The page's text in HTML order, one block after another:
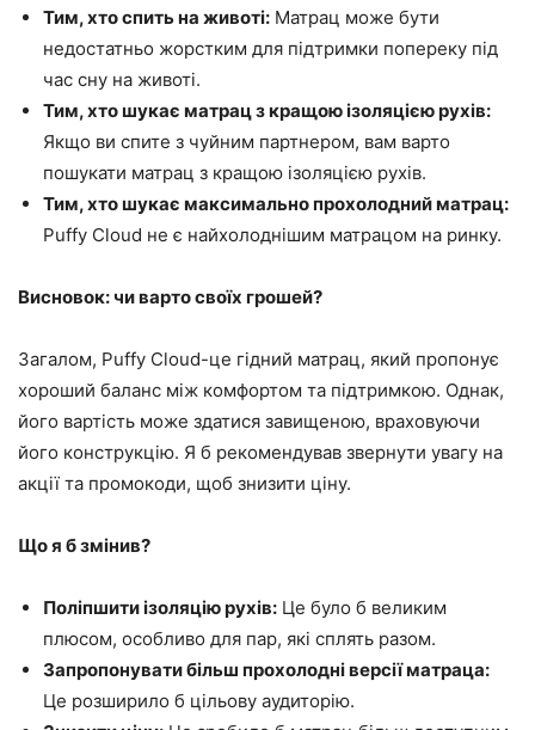
Тим, хто спить на животі: Матрац може бути
недостатньо жорстким для підтримки попереку під
час сну на животі.
Тим, хто шукає матрац з кращою ізоляцією рухів:
Якщо ви спите з чуйним партнером, вам варто
пошукати матрац з кращою ізоляцією рухів.
Тим, хто шукає максимально прохолодний матрац:
Puffy Cloud не є найхолоднішим матрацом на ринку.
Висновок: чи варто своїх грошей?
Загалом, Puffy Cloud-це гідний матрац, який пропонує
хороший баланс між комфортом та підтримкою. Однак,
його вартість може здатися завищеною, враховуючи
його конструкцію. Я б рекомендував звернути увагу на
акції та промокоди, щоб знизити ціну.
Що я б змінив?
Поліпшити ізоляцію рухів: Це було б великим
плюсом, особливо для пар, які сплять разом.
Запропонувати більш прохолодні версії матраца:
Це розширило б цільову аудиторію.